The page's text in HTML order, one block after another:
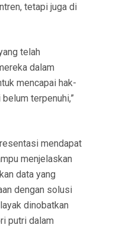
tetapi juga di
telah
dalam
mencapai hak-
terpenuhi,”
mendapat
menjelaskan
data yang
dengan solusi
dinobatkan
putri dalam